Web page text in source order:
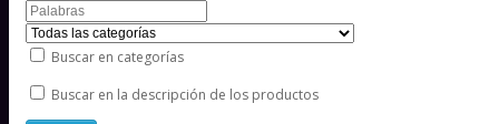
Buscar en categorías
Buscar en la descripción de los productos